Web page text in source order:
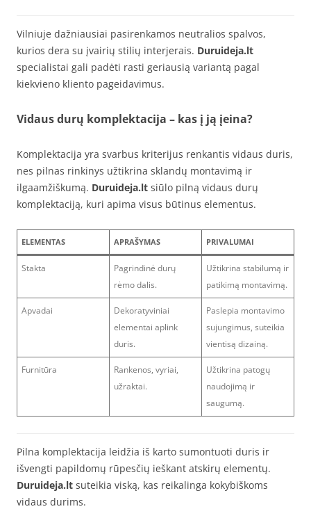
Vilniuje dažniausiai pasirenkamos neutralios spalvos,
kurios dera su įvairių stilių interjerais. Duruideja.lt
specialistai gali padėti rasti geriausią variantą pagal
kiekvieno kliento pageidavimus.
Vidaus durų komplektacija – kas į ją įeina?
Komplektacija yra svarbus kriterijus renkantis vidaus duris,
nes pilnas rinkinys užtikrina sklandų montavimą ir
ilgaamžiškumą. Duruideja.lt siūlo pilną vidaus durų
komplektaciją, kuri apima visus būtinus elementus.
ELEMENTAS APRAŠYMAS PRIVALUMAI
Stakta
Pagrindinė durų
rėmo dalis.
Užtikrina stabilumą ir
patikimą montavimą.
Apvadai
Dekoratyviniai
elementai aplink
duris.
Paslepia montavimo
sujungimus, suteikia
vientisą dizainą.
Furnitūra
Rankenos, vyriai,
užraktai.
Užtikrina patogų
naudojimą ir
saugumą.
Pilna komplektacija leidžia iš karto sumontuoti duris ir
išvengti papildomų rūpesčių ieškant atskirų elementų.
Duruideja.lt suteikia viską, kas reikalinga kokybiškoms
vidaus durims.